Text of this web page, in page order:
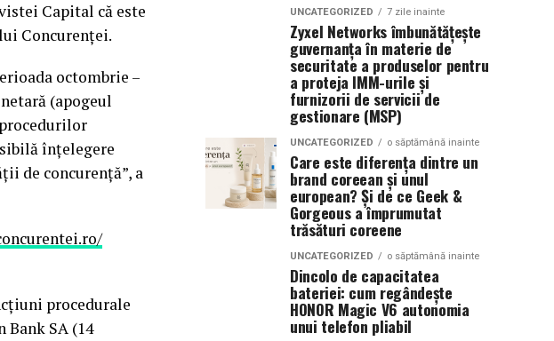
Capital că este
Concurenţei.
octombrie –
(apogeul
înţelegere
de concurenţă”, a
procedurale
Bank SA (14
UNCATEGORIZED 7 zile inainte
Zyxel Networks îmbunătățește
guvernanța în materie de
securitate a produselor pentru
a proteja IMM-urile și
furnizorii de servicii de
gestionare (MSP)
UNCATEGORIZED o săptămână inainte
Care este diferența dintre un
brand coreean și unul
european? Și de ce Geek &
Gorgeous a împrumutat
trăsături coreene
UNCATEGORIZED o săptămână inainte
Dincolo de capacitatea
bateriei: cum regândește
HONOR Magic V6 autonomia
unui telefon pliabil